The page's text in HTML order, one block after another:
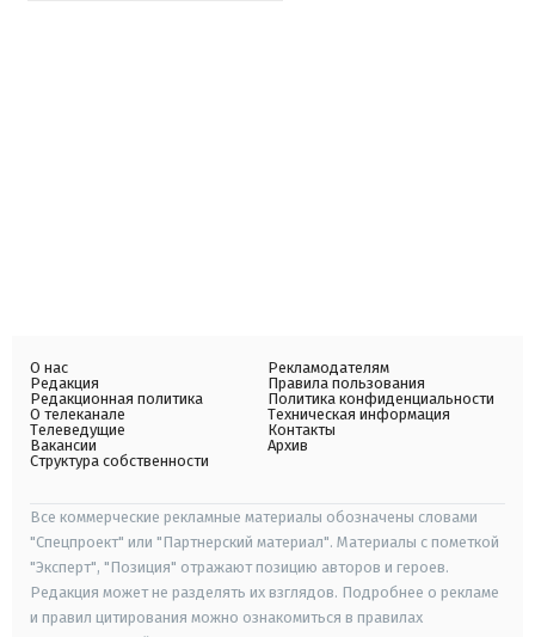
О нас
Редакция
Редакционная политика
О телеканале
Телеведущие
Вакансии
Структура собственности
Рекламодателям
Правила пользования
Политика конфиденциальности
Техническая информация
Контакты
Архив
Все коммерческие рекламные материалы обозначены словами
"Спецпроект" или "Партнерский материал". Материалы с пометкой
"Эксперт", "Позиция" отражают позицию авторов и героев.
Редакция может не разделять их взглядов. Подробнее о рекламе
и правил цитирования можно ознакомиться в правилах